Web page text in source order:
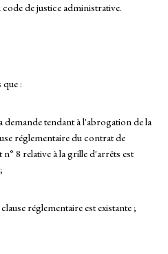
code de justice administrative.
que :
demande tendant à l'abrogation de la
réglementaire du contrat de
8 relative à la grille d'arrêts est
réglementaire est existante ;